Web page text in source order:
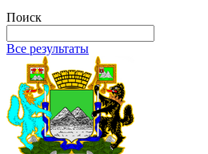
Поиск
Все результаты